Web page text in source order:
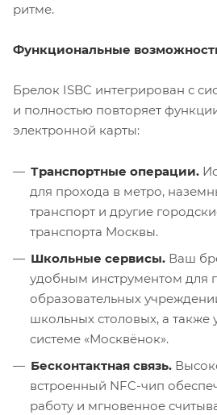
ритме.
Функциональные
Брелок ISBC интегрирован с
и полностью повторяет
электронной карты:
Транспортные операции.
для прохода в метро,
транспорт и другие
транспорта Москвы.
Школьные сервисы. Ваш
удобным инструментом для
образовательных
школьных столовых, а также
системе «Москвёнок».
Бесконтактная связь.
встроенный NFC-чип
работу и мгновенное